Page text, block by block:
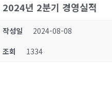
2024년 2분기 경영실적
작성일
2024-08-08
조회
1334